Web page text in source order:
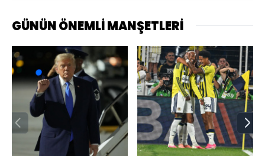
GÜNÜN ÖNEMLİ MANŞETLERİ